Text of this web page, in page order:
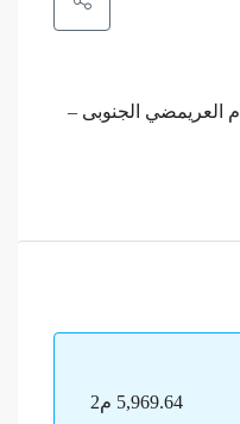
استراحة وارض تجارية 5,969.64م العريمضي الجنوبى –
5,969.64 م2